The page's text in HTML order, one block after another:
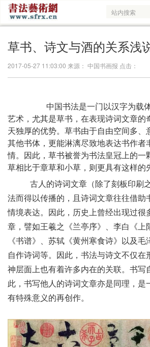
草书、诗文与酒的关系浅
2017-05-27 11:03:00 来源： 中国书画报 点击：
中国书法是一门以汉字为载体
艺术，尤其是草书，在表现诗词文章的
天独厚的优势。草书由于自由空间多、
其他书体，更能淋漓尽致地表达书作者
情。因此，草书被誉为书法皇冠上的一
草相比于章草和小草，则更具有这样的
古人的诗词文章（除了刻板印刷之
法而得以传播的，且诗词文章往往借助
情境表达。因此，历史上曾经出现过很
章，譬如王羲之《兰亭序》、李白《上
《书谱》、苏轼《黄州寒食诗》以及
自作诗词等。因此，书法与诗文不仅在
神层面上也有着许多内在的关联。书写
此，书写他人的诗词文章亦是同理，是
有特殊意义的再创作。